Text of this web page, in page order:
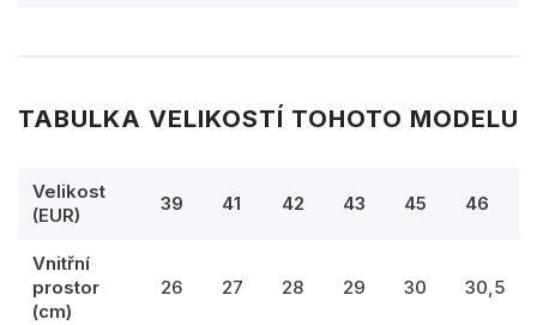
TABULKA VELIKOSTÍ TOHOTO MODELU
Velikost
(EUR)
39 41 42 43 45 46
Vnitřní
prostor
(cm)
26 27 28 29 30 30,5